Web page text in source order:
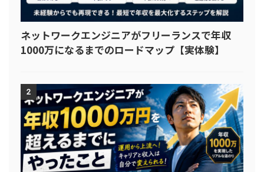
ネットワークエンジニアがフリーランスで年収
1000万になるまでのロードマップ【実体験】
2